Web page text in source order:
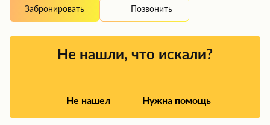
обслуживание отличается вежливостью персонала.
Кроме того, в заведении есть детская комната, где
пока их родители наслаждаются изысканной кухней и
кальяном в уютной обстановке.
Забронировать Позвонить
Не нашли, что искали?
Не нашел Нужна помощь